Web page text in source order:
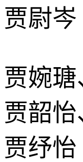
贾尉岑
贾婉瑭
贾韶怡
贾纾怡